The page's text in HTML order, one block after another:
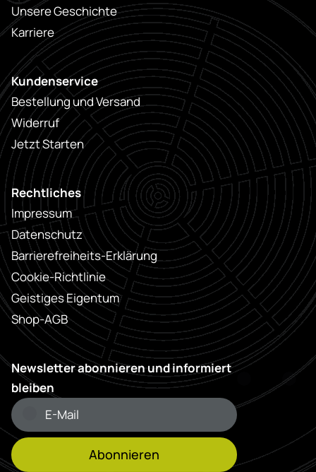
Unsere Geschichte
Karriere
Kundenservice
Bestellung und Versand
Widerruf
Jetzt Starten
Rechtliches
Impressum
Datenschutz
Barrierefreiheits-Erklärung
Cookie-Richtlinie
Geistiges Eigentum
Shop-AGB
Newsletter abonnieren und informiert
bleiben
Abonnieren